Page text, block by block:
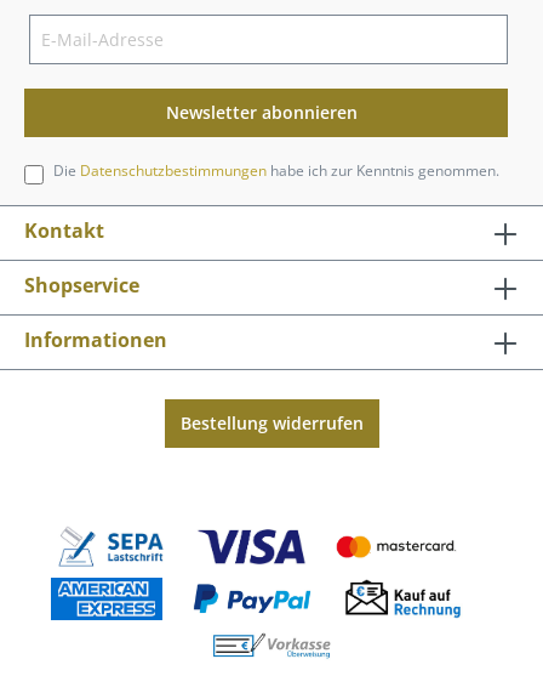
Newsletter abonnieren
Die Datenschutzbestimmungen habe ich zur Kenntnis genommen.
Kontakt
Shopservice
Informationen
Bestellung widerrufen